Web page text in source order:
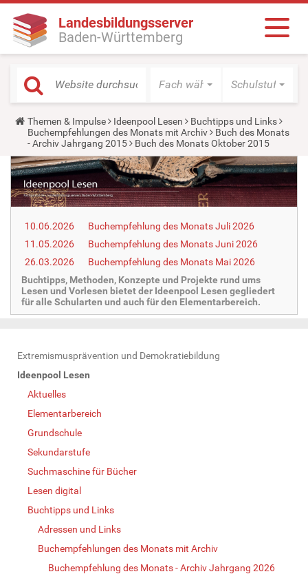
Landesbildungsserver
Baden-Württemberg
Fach wählen Schulstufe
Y
o
u
a
r
e
h
e
r
:
Themen & Impulse Ideenpool Lesen
Buchtipps und Links
Buchempfehlungen des Monats mit Archiv
Buch des Monats
- Archiv Jahrgang 2015
Buch des Monats Oktober 2015
10.06.2026
Buchempfehlung des Monats Juli 2026
11.05.2026
Buchempfehlung des Monats Juni 2026
26.03.2026
Buchempfehlung des Monats Mai 2026
Buchtipps, Methoden, Konzepte und Projekte rund ums
Lesen und Vorlesen bietet der Ideenpool Lesen gegliedert
für alle Schularten und auch für den Elementarbereich.
N
a
Extremismusprävention und Demokratiebildung
Ideenpool Lesen
Aktuelles
Elementarbereich
Grundschule
Sekundarstufe
Suchmaschine für Bücher
Lesen digital
Buchtipps und Links
Adressen und Links
Buchempfehlungen des Monats mit Archiv
Buchempfehlung des Monats - Archiv Jahrgang 2026